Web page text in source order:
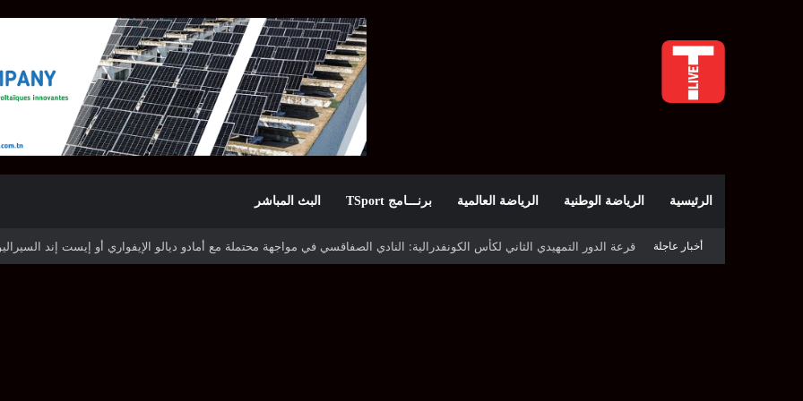
الرئيسية الرياضة الوطنية الرياضة العالمية برنـــامج TSport البث المباشر
أخبار عاجلة
قرعة كأس الكونفدرالية: النادي الصفاقسي يواجه شوتينغ ستارز النيجيري وترجي جرجيس يصطدم بديامبارس السنغالي